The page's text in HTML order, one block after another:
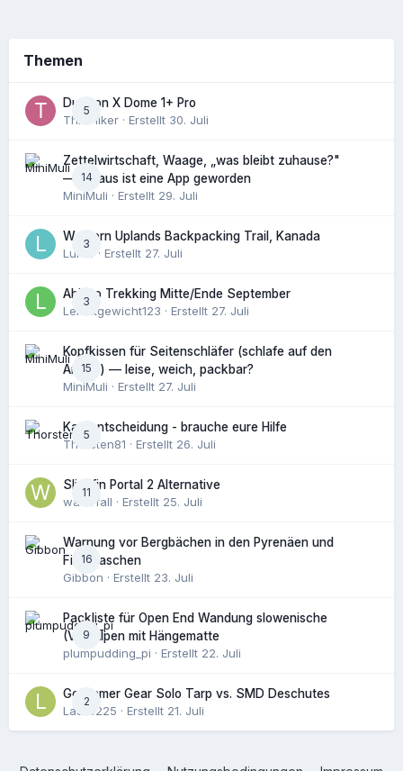
Themen
5
Durston X Dome 1+ Pro
ThruHiker · Erstellt 30. Juli
14
Zettelwirtschaft, Waage, „was bleibt zuhause?"
— daraus ist eine App geworden
MiniMuli · Erstellt 29. Juli
3
Western Uplands Backpacking Trail, Kanada
Luk14
· Erstellt 27. Juli
3
Abisko Trekking Mitte/Ende September
Leichtgewicht123 · Erstellt 27. Juli
15
Kopfkissen für Seitenschläfer (schlafe auf den
Armen) — leise, weich, packbar?
MiniMuli · Erstellt 27. Juli
5
Kaufentscheidung - brauche eure Hilfe
Thorsten81 · Erstellt 26. Juli
11
Slingfin Portal 2 Alternative
waterfall · Erstellt 25. Juli
16
Warnung vor Bergbächen in den Pyrenäen und
Filterflaschen
Gibbon · Erstellt 23. Juli
9
Packliste für Open End Wandung slowenische
(Vor)Alpen mit Hängematte
plumpudding_pi · Erstellt 22. Juli
2
Gossamer Gear Solo Tarp vs. SMD Deschutes
Laure225 · Erstellt 21. Juli